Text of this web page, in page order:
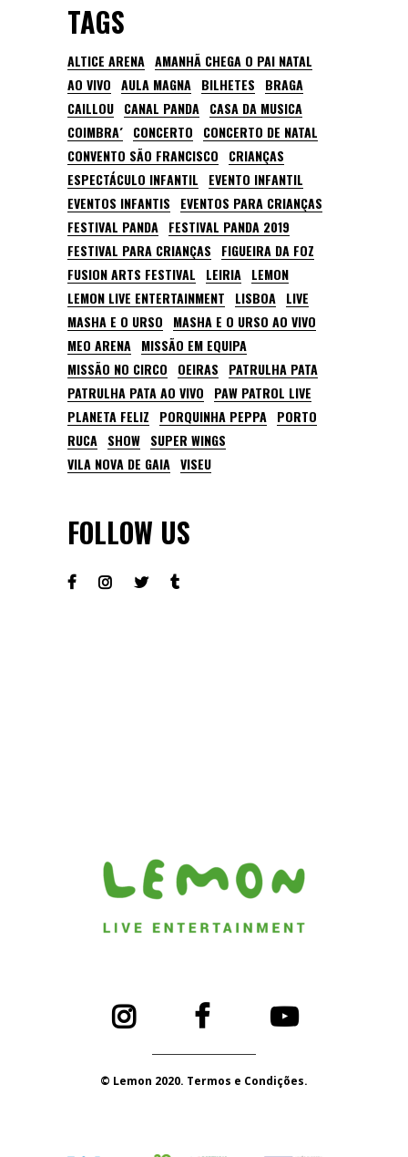
TAGS
ALTICE ARENA AMANHÃ CHEGA O PAI NATAL
AO VIVO AULA MAGNA BILHETES
BRAGA
CAILLOU CANAL PANDA CASA DA MUSICA
COIMBRA´ CONCERTO
CONCERTO DE NATAL
CONVENTO SÃO FRANCISCO
CRIANÇAS
ESPECTÁCULO INFANTIL
EVENTO INFANTIL
EVENTOS INFANTIS
EVENTOS PARA CRIANÇAS
FESTIVAL PANDA FESTIVAL PANDA 2019
FESTIVAL PARA CRIANÇAS
FIGUEIRA DA FOZ
FUSION ARTS FESTIVAL
LEIRIA LEMON
LEMON LIVE ENTERTAINMENT
LISBOA LIVE
MASHA E O URSO
MASHA E O URSO AO VIVO
MEO ARENA MISSÃO EM EQUIPA
MISSÃO NO CIRCO
OEIRAS
PATRULHA PATA
PATRULHA PATA AO VIVO
PAW PATROL LIVE
PLANETA FELIZ
PORQUINHA PEPPA PORTO
RUCA SHOW SUPER WINGS
VILA NOVA DE GAIA VISEU
FOLLOW US
© Lemon 2020. Termos e Condições.